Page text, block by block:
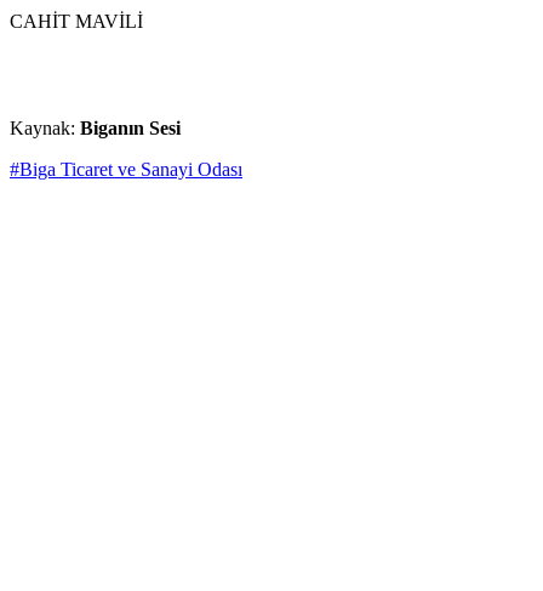
CAHİT MAVİLİ
Kaynak: Biganın Sesi
#Biga Ticaret ve Sanayi Odası